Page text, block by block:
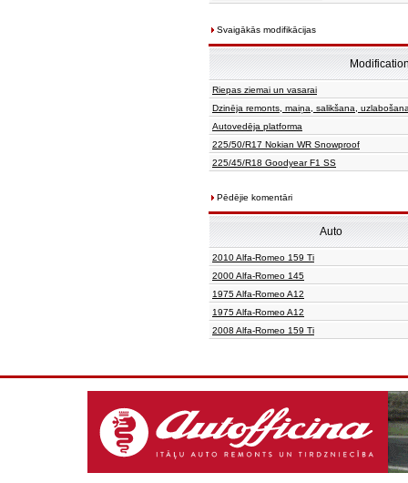
Svaigākās modifikācijas
Riepas ziemai un vasarai
Dzinēja remonts, maiņa, salikšana,
Autovedēja platforma
225/50/R17 Nokian WR Snowproof
225/45/R18 Goodyear F1 SS
Pēdējie komentāri
Auto
2010 Alfa-Romeo 159 Ti
2000 Alfa-Romeo 145
1975 Alfa-Romeo A12
1975 Alfa-Romeo A12
2008 Alfa-Romeo 159 Ti